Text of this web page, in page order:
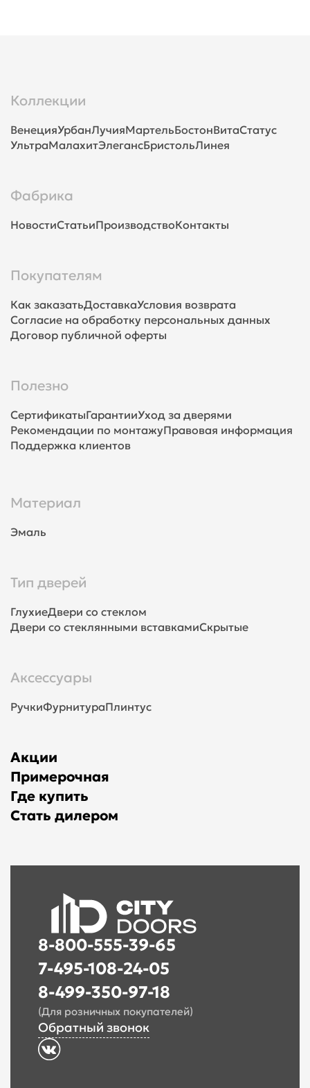
Коллекции
ВенецияУрбанЛучияМартельБостонВитаСтатус
УльтраМалахитЭлегансБристольЛинея
Фабрика
НовостиСтатьиПроизводствоКонтакты
Покупателям
Как заказатьДоставкаУсловия возврата
Согласие на обработку персональных данных
Договор публичной оферты
Полезно
СертификатыГарантииУход за дверями
Рекомендации по монтажуПравовая информация
Поддержка клиентов
Материал
Эмаль
Тип дверей
ГлухиеДвери со стеклом
Двери со стеклянными вставкамиСкрытые
Аксессуары
РучкиФурнитураПлинтус
Акции
Примерочная
Где купить
Стать дилером
8-800-555-39-65
7-495-108-24-05
8-499-350-97-18
(Для розничных покупателей)
Обратный звонок